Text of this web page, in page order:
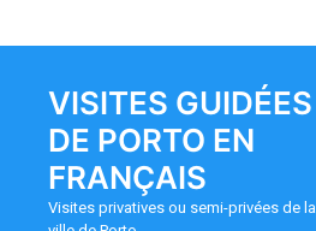
VISITES GUIDÉES
DE PORTO EN
FRANÇAIS
Visites privatives ou semi-privées de la